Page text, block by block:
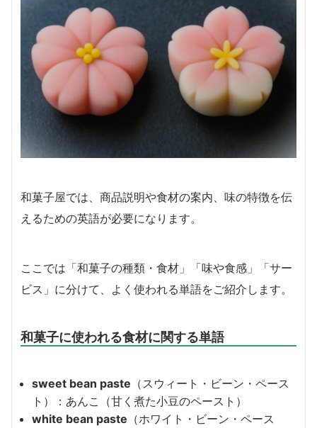
和菓子屋では、商品説明や食材の案内、味の特徴を伝
えるための英語が必要になります。
ここでは「和菓子の種類・食材」「味や食感」「サー
ビス」に分けて、よく使われる単語をご紹介します。
和菓子に使われる食材に関する単語
sweet bean paste （スウィート・ビーン・ペース
ト）：あんこ（甘く煮た小豆のペースト）
white bean paste （ホワイト・ビーン・ペース